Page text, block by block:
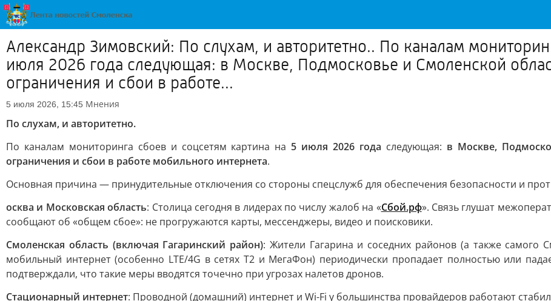
Александр Зимовский: По слухам, и авторитетно.. По каналам
июля 2026 года следующая: в Москве, Подмосковье и Смоленской
ограничения и сбои в работе...
5 июля 2026, 15:45 Мнения
По слухам, и авторитетно.
По каналам мониторинга сбоев и соцсетям картина на 5 июля 2026 года следующая: в Москве,
ограничения и сбои в работе мобильного интернета.
Основная причина — принудительные отключения со стороны спецслужб для обеспечения безопасности и
осква и Московская область: Столица сегодня в лидерах по числу жалоб на «Сбой.рф». Связь глушат
сообщают об «общем сбое»: не прогружаются карты, мессенджеры, видео и поисковики.
Смоленская область (включая Гагаринский район): Жители Гагарина и соседних районов (а также самого
мобильный интернет (особенно LTE/4G в сетях Т2 и МегаФон) периодически пропадает полностью или
подтверждали, что такие меры вводятся точечно при угрозах налетов дронов.
Стационарный интернет: Проводной (домашний) интернет и Wi-Fi у большинства провайдеров работают